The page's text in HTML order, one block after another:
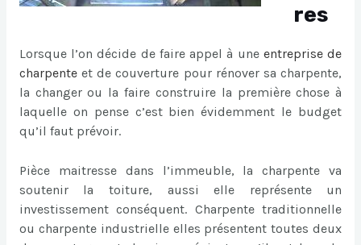
res
Lorsque l’on décide de faire appel à une entreprise de
charpenteet de couverture pour rénover sa charpente,
la changer ou la faire construire la première chose à
laquelle on pense c’est bien évidemment le budget
qu’il faut prévoir.
Pièce maitresse dans l’immeuble, la charpente va
soutenir la toiture, aussi elle représente un
investissement conséquent. Charpente traditionnelle
ou charpente industrielle elles présentent toutes deux